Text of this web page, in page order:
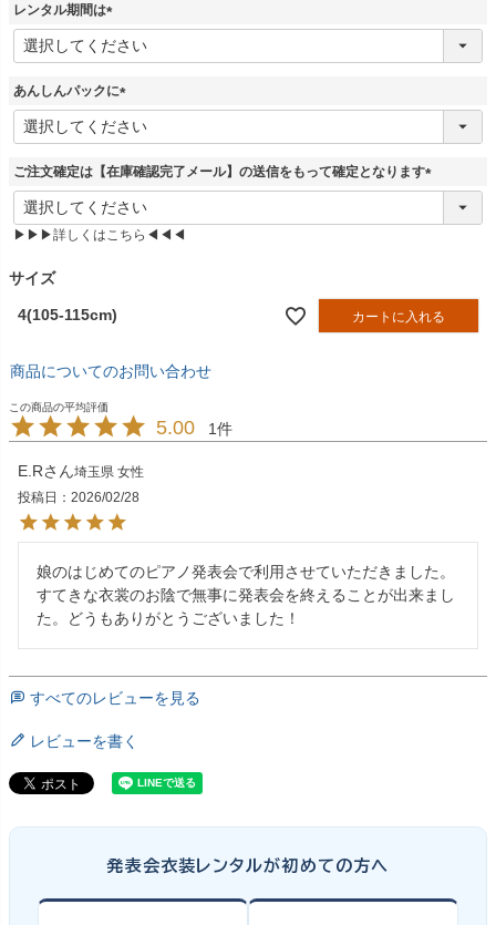
)
レンタル期間は
(
必
)
あんしんパックに
(
必
)
ご注文確定は【在庫確認完了メール】の送信をもって確定となります
(
▶▶▶詳しくはこちら◀◀◀
サイズ
4(105-115cm) カートに入れる
商品についてのお問い合わせ
5.00 1
E.R 埼玉県 女性
投稿日
2026/02/28
娘のはじめてのピアノ発表会で利用させていただきました。
すてきな衣裳のお陰で無事に発表会を終えることが出来まし
た。どうもありがとうございました！
すべてのレビューを見る
レビューを書く
発表会衣装レンタルが初めての方へ